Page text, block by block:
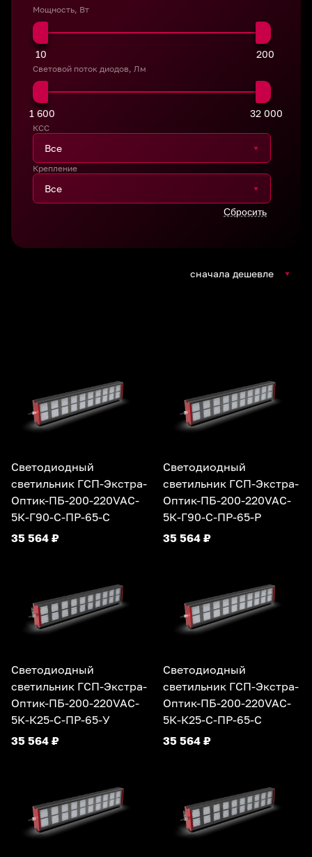
Мощность, Вт
10 200
Световой поток диодов, Лм
1 600 32 000
КСС
Крепление
сначала дешевле
Светодиодный
светильник ГСП-Экстра-
Оптик-ПБ-200-220VAC-
5К-Г90-С-ПР-65-С
35 564 ₽
Светодиодный
светильник ГСП-Экстра-
Оптик-ПБ-200-220VAC-
5К-Г90-С-ПР-65-Р
35 564 ₽
Светодиодный
светильник ГСП-Экстра-
Оптик-ПБ-200-220VAC-
5К-К25-С-ПР-65-У
35 564 ₽
Светодиодный
светильник ГСП-Экстра-
Оптик-ПБ-200-220VAC-
5К-К25-С-ПР-65-С
35 564 ₽